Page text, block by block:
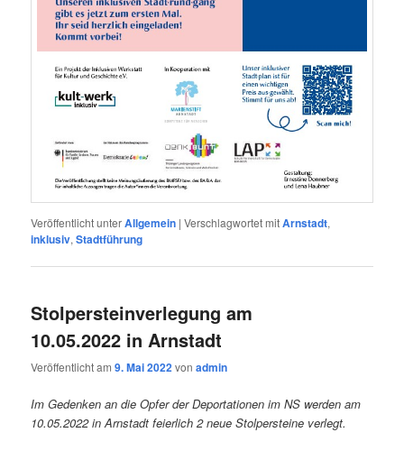
Veröffentlicht unterAllgemein |Verschlagwortet mitArnstadt,
inklusiv,Stadtführung
Stolpersteinverlegung am
10.05.2022 in Arnstadt
Veröffentlicht am9. Mai 2022vonadmin
Im Gedenken an die Opfer der Deportationen im NS werden am
10.05.2022 in Arnstadt feierlich 2 neue Stolpersteine verlegt.